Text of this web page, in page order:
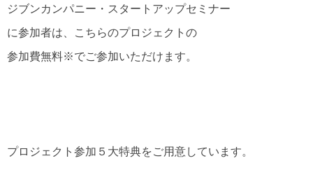
ジブンカンパニー・スタートアップセミナー
に参加者は、こちらのプロジェクトの
参加費無料※でご参加いただけます。
プロジェクト参加５大特典をご用意しています。